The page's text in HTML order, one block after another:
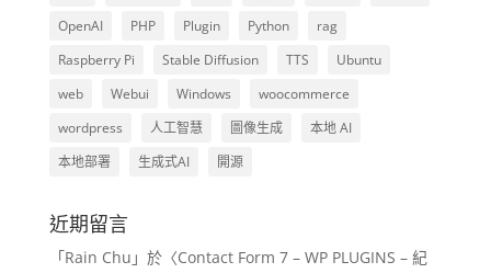
OpenAI
PHP Plugin Python
rag
Raspberry Pi
Stable Diffusion TTS
Ubuntu
web
Webui Windows
woocommerce
wordpress
人工智慧 圖像生成
本地 AI
本地部署
生成式AI 開源
近期留言
「Rain Chu 」於〈Contact Form 7 – WP PLUGINS – 紀